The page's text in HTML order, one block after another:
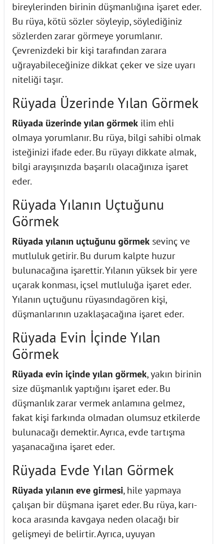
bireylerinden birinin düşmanlığına işaret eder.
Bu rüya, kötü sözler söyleyip, söylediğiniz
sözlerden zarar görmeye yorumlanır.
Çevrenizdeki bir kişi tarafından zarara
uğrayabileceğinize dikkat çeker ve size uyarı
niteliği taşır.
Rüyada Üzerinde Yılan Görmek
Rüyada üzerinde yılan görmek ilim ehli
olmaya yorumlanır. Bu rüya, bilgi sahibi olmak
isteğinizi ifade eder. Bu rüyayı dikkate almak,
bilgi arayışınızda başarılı olacağınıza işaret
eder.
Rüyada Yılanın Uçtuğunu
Görmek
Rüyada yılanın uçtuğunu görmek sevinç ve
mutluluk getirir. Bu durum kalpte huzur
bulunacağına işarettir. Yılanın yüksek bir yere
uçarak konması, içsel mutluluğa işaret eder.
Yılanın uçtuğunu rüyasındagören kişi,
düşmanlarının uzaklaşacağına işaret eder.
Rüyada Evin İçinde Yılan
Görmek
Rüyada evin içinde yılan görmek, yakın birinin
size düşmanlık yaptığını işaret eder. Bu
düşmanlık zarar vermek anlamına gelmez,
fakat kişi farkında olmadan olumsuz etkilerde
bulunacağı demektir. Ayrıca, evde tartışma
yaşanacağına işaret eder.
Rüyada Evde Yılan Görmek
Rüyada yılanın eve girmesi, hile yapmaya
çalışan bir düşmana işaret eder. Bu rüya, karı-
koca arasında kavgaya neden olacağı bir
gelişmeyi de belirtir. Ayrıca, uyuyan